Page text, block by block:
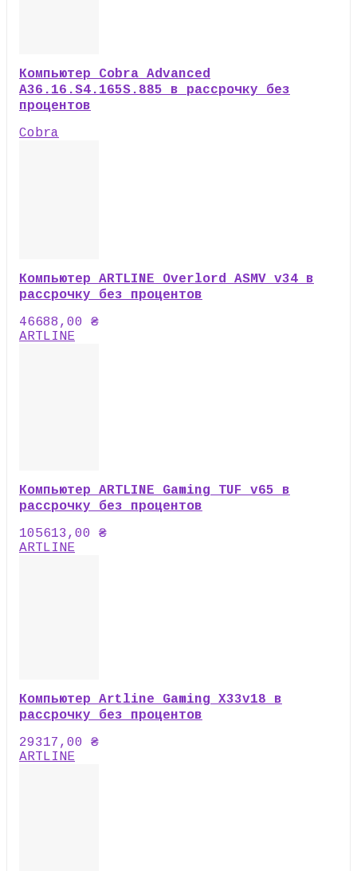
Компьютер Cobra Advanced
A36.16.S4.165S.885 в рассрочку без
процентов
Cobra
Компьютер ARTLINE Overlord ASMV v34 в
рассрочку без процентов
46688,00 ₴
ARTLINE
Компьютер ARTLINE Gaming TUF v65 в
рассрочку без процентов
105613,00 ₴
ARTLINE
Компьютер Artline Gaming X33v18 в
рассрочку без процентов
29317,00 ₴
ARTLINE